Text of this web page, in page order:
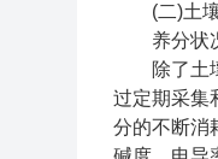
(二)土壤
养分状
除了土壤
过定期采集
分的不断消